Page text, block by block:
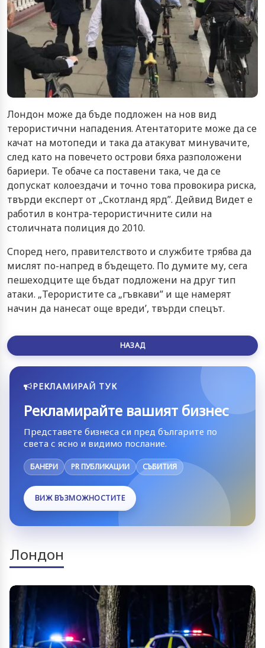
Лондон може да бъде подложен на нов вид
терористични нападения. Атентаторите може да се
качат на мотопеди и така да атакуват минувачите,
след като на повечето острови бяха разположени
бариери. Те обаче са поставени така, че да се
допускат колоездачи и точно това провокира риска,
твърди експерт от „Скотланд ярд”. Дейвид Видет е
работил в контра-терористичните сили на
столичната полиция до 2010.
Според него, правителството и службите трябва да
мислят по-напред в бъдещето. По думите му, сега
пешеходците ще бъдат подложени на друг тип
атаки. „Терористите са „гъвкави” и ще намерят
начин да нанесат още вреди’, твърди спецът.
НАЗАД
РЕКЛАМИРАЙ ТУК
Рекламирайте вашият бизнес
Представете бизнеса си пред българите по
света с ясно и видимо послание.
БАНЕРИ PR ПУБЛИКАЦИИ СЪБИТИЯ
ВИЖ ВЪЗМОЖНОСТИТЕ
Лондон